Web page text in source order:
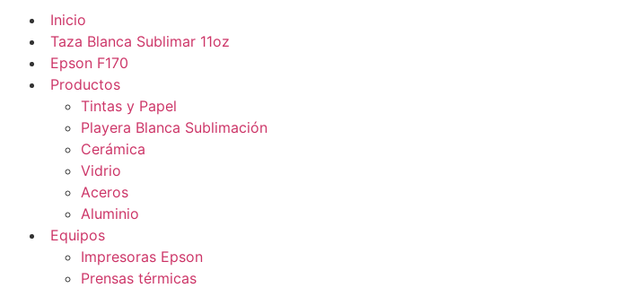
Inicio
Taza Blanca Sublimar 11oz
Epson F170
Productos
Tintas y Papel
Playera Blanca Sublimación
Cerámica
Vidrio
Aceros
Aluminio
Equipos
Impresoras Epson
Prensas térmicas